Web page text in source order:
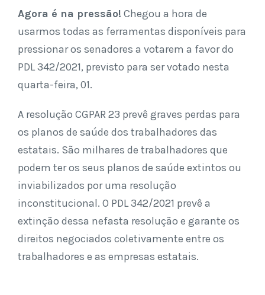
Agora é na pressão! Chegou a hora de
usarmos todas as ferramentas disponíveis para
pressionar os senadores a votarem a favor do
PDL 342/2021, previsto para ser votado nesta
quarta-feira, 01.
A resolução CGPAR 23 prevê graves perdas para
os planos de saúde dos trabalhadores das
estatais. São milhares de trabalhadores que
podem ter os seus planos de saúde extintos ou
inviabilizados por uma resolução
inconstitucional. O PDL 342/2021 prevê a
extinção dessa nefasta resolução e garante os
direitos negociados coletivamente entre os
trabalhadores e as empresas estatais.